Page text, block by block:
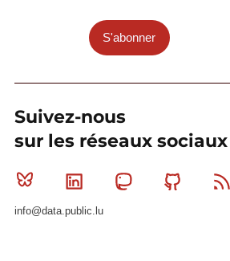
S'abonner
Suivez-nous
sur les réseaux sociaux
Bluesky Linkedin MastodonGithub
info@data.public.lu